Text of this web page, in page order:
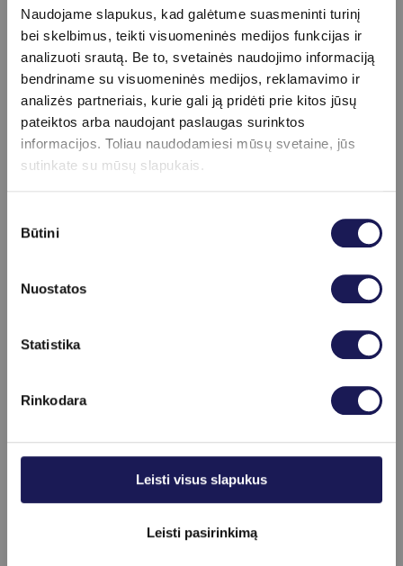
Naudojame slapukus, kad galėtume suasmeninti turinį
bei skelbimus, teikti visuomeninės medijos funkcijas ir
analizuoti srautą. Be to, svetainės naudojimo informaciją
bendriname su visuomeninės medijos, reklamavimo ir
analizės partneriais, kurie gali ją pridėti prie kitos jūsų
pateiktos arba naudojant paslaugas surinktos
informacijos. Toliau naudodamiesi mūsų svetaine, jūs
sutinkate su mūsų slapukais.
pasirinkimas
Būtini
Nuostatos
Statistika
Rinkodara
Leisti visus slapukus
Leisti pasirinkimą
lūpas 99 €
Švelnus frakcinis odos atjauninimas lazeriu dekoltė
srityje 139 €
Švelnus frakcinis odos atjauninimas lazeriu kaklo
srityje 129 €
Švelnus frakcinis odos atjauninimas lazeriu plaštakų
srityje 139 €
Švelnus frakcinis odos atjauninimas lazeriu skruostų
Švelnus frakcinis odos atjauninimas lazeriu smakro
srityje
kaklo srityse
Švelnus frakcinis odos atjauninimas lazeriu veido,
Švelnus frakcinis odos atjauninimas veido srityje
199 €
Viršutinės lūpos plaukų šalinimas
Gydytojai, teikiantys paslaugą